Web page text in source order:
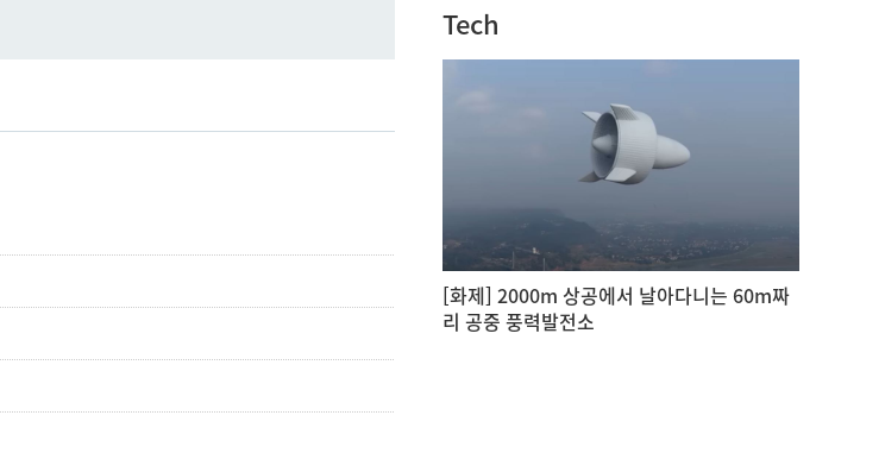
Tech
[화제] 2000m 상공에서 날아다니는 60m짜
리 공중 풍력발전소